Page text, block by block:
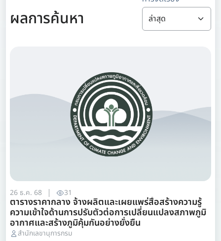
ผลการค้นหา
26 ธ.ค. 68 31
ตารางราคากลาง จ้างผลิตและเผยแพร่สื่อสร้างความรู้
ความเข้าใจด้านการปรับตัวต่อการเปลี่ยนแปลงสภาพภูมิ
อากาศและสร้างภูมิคุ้มกันอย่างยั่งยืน
สำนักเลขานุการกรม